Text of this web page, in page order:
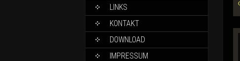
LINKS
KONTAKT
DOWNLOAD
IMPRESSUM